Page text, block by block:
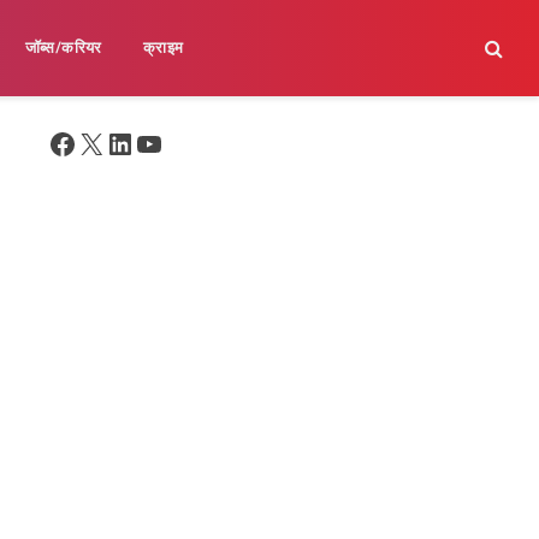
जॉब्स/करियर क्राइम
Facebook
X LinkedIn
YouTube